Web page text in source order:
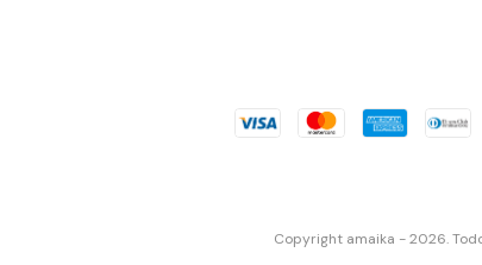
Copyright amaika - 2026.